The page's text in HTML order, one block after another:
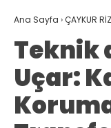
Ana Sayfa ›ÇAYKUR
Teknik
Uçar: